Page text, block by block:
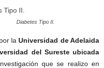
Diabetes Tipo II.
laUniversidad de Adelaida
del Sureste ubicada
que se realizo en